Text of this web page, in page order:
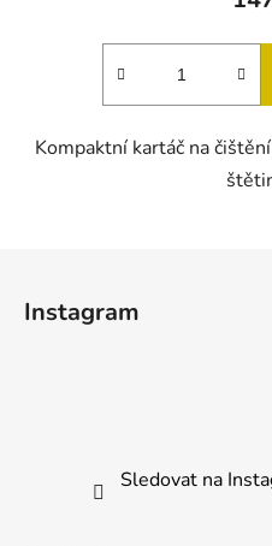
Kompaktní kartáč na
Instagram
Sledovat na